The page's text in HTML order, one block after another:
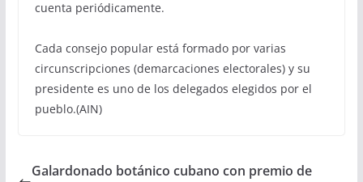
cuenta periódicamente.
Cada consejo popular está formado por varias
circunscripciones (demarcaciones electorales) y su
presidente es uno de los delegados elegidos por el
pueblo.(AIN)
Galardonado botánico cubano con premio de